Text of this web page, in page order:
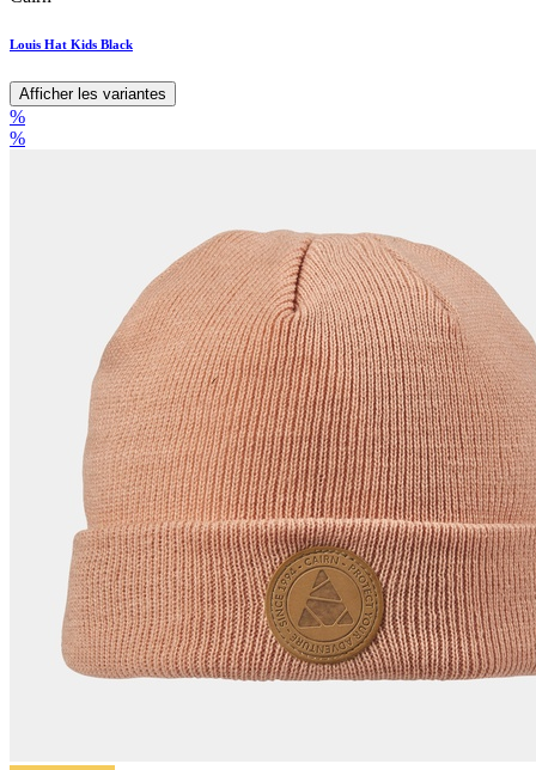
Louis Hat Kids Black
Afficher les variantes
%
%